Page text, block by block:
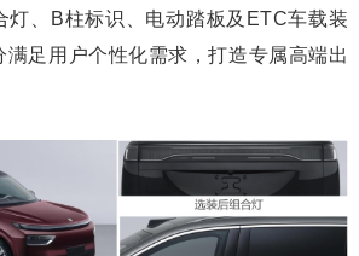
灯、B柱标识、电动踏板及ETC车载装
满足用户个性化需求，打造专属高端出